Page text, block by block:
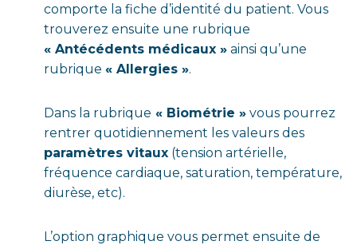
comporte la fiche d’identité du patient. Vous
trouverez ensuite une rubrique
« Antécédents médicaux » ainsi qu’une
rubrique « Allergies ».
Dans la rubrique « Biométrie » vous pourrez
rentrer quotidiennement les valeurs des
paramètres vitaux (tension artérielle,
fréquence cardiaque, saturation, température,
diurèse, etc).
L’option graphique vous permet ensuite de